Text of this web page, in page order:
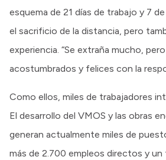
esquema de 21 días de trabajo y 7
el sacrificio de la distancia, pero
experiencia. “Se extraña mucho,
acostumbrados y felices con la
Como ellos, miles de trabajadores
El desarrollo del VMOS y las obras
generan actualmente miles de
más de 2.700 empleos directos y